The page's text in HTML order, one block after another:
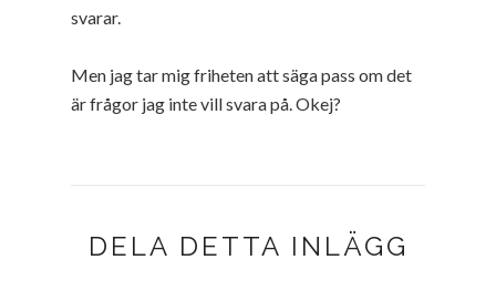
svarar.
Men jag tar mig friheten att säga pass om det
är frågor jag inte vill svara på. Okej?
DELA DETTA INLÄGG